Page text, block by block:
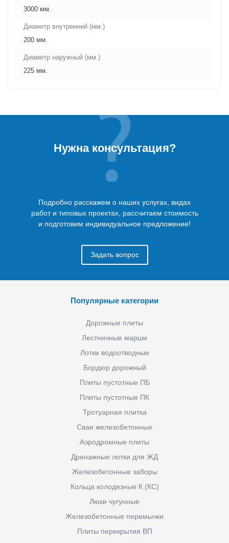
3000 мм.
Диаметр внутренний (мм.)
200 мм.
Диаметр наружный (мм.)
225 мм.
Нужна консультация?
Подробно расскажем о наших услугах, видах
работ и типовых проектах, рассчитаем стоимость
и подготовим индивидуальное предложение!
Задать вопрос
Популярные категории
Дорожные плиты
Лестничные марши
Лотки водоотводные
Бордюр дорожный
Плиты пустотные ПБ
Плиты пустотные ПК
Тротуарная плитка
Сваи железобетонные
Аэродромные плиты
Дренажные лотки для ЖД
Железобетонные заборы
Кольца колодезные К (КС)
Люки чугунные
Железобетонные перемычки
Плиты перекрытия ВП